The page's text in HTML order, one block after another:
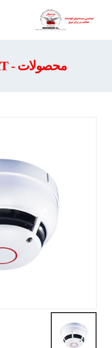
محصولات - 6000PLUS/HT